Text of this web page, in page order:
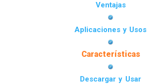
Ventajas
Aplicaciones y Usos
Características
Descargar y Usar